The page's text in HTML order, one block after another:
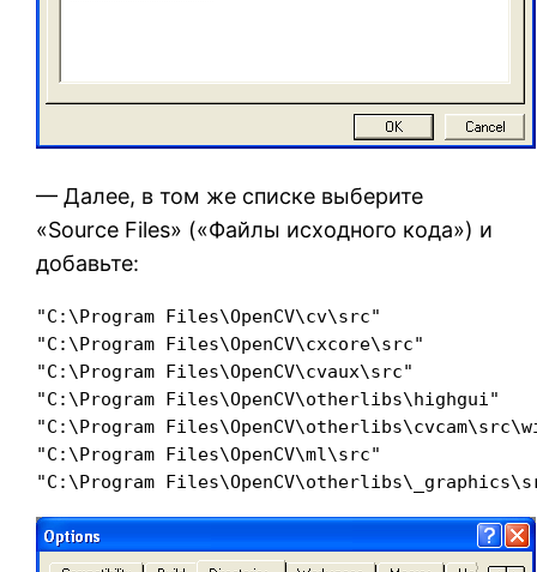
— Далее, в том же списке выберите
«Source Files» («Файлы исходного кода») и
добавьте:
"C:\Program Files\OpenCV\cv\src"
"C:\Program Files\OpenCV\cxcore\src"
"C:\Program Files\OpenCV\cvaux\src"
"C:\Program Files\OpenCV\otherlibs\highgui"
"C:\Program
"C:\Program Files\OpenCV\ml\src"
"C:\Program